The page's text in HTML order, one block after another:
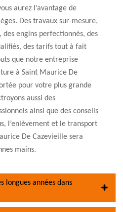
aurez l’avantage de
Des travaux sur-mesure,
engins perfectionnés, des
des tarifs tout à fait
que notre entreprise
à Saint Maurice De
pour votre plus grande
aussi des
ainsi que des conseils
l’enlèvement et le transport
De Cazevieille sera
mains.
longues années dans